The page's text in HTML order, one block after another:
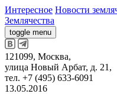
Интересное Новости
Землячества
toggle menu
121099, Москва,
улица Новый Арбат, д. 21,
тел. +7 (495) 633-6091
13.05.2016